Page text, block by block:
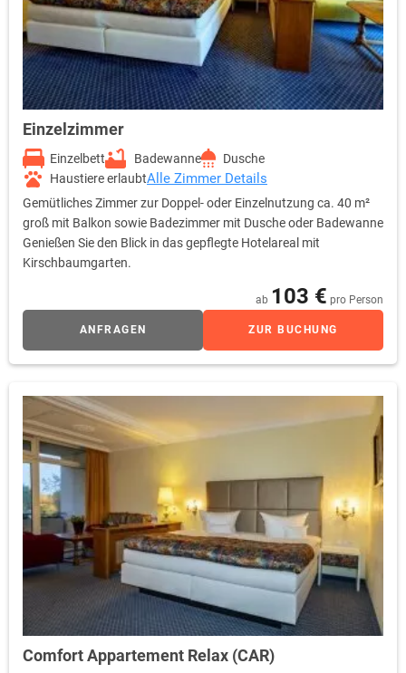
Zusatzleistungen für alle werdenden Mamas – bei Schwangerschafts-
Arrangements:
Kulinarische Köstlichkeiten, die auf Ihre Bedürfnisse in der
Schwangerschaft abgestimmt sind
Große Vielfalt alkoholfreier Getränkekreationen
Ein kompetentes Team der Bellevue Beautyfarm ist speziell für
Behandlungen in der Schwangerschaft geschult.
Seitenschläferkissen für einen erholsamen Schlaf und Entspannung
der Muskulatur
verschiedene Schwangerschafts- und Babyliteratur zum Ausleihen
Einzelzimmer
Einzelbett Badewanne
Dusche
Haustiere erlaubtAlle Zimmer Details
Gemütliches Zimmer zur Doppel- oder Einzelnutzung ca. 40 m²
groß mit Balkon sowie Badezimmer mit Dusche oder Badewanne
Genießen Sie den Blick in das gepflegte Hotelareal mit
Kirschbaumgarten.
ab 103 € pro Person
ANFRAGEN ZUR BUCHUNG
Comfort Appartement Relax (CAR)